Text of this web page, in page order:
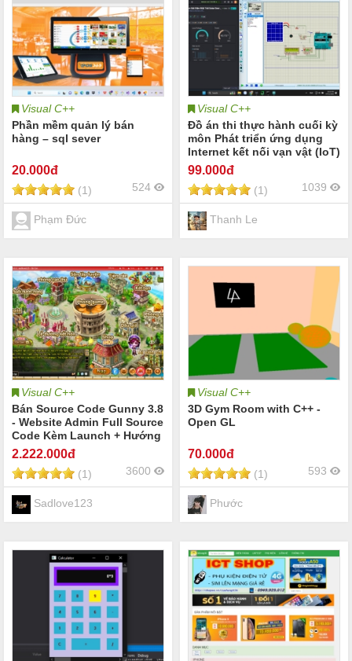
Visual C++
Phần mềm quản lý bán
hàng – sql sever
20.000đ
(1) 524
Phạm Đức
Visual C++
Đồ án thi thực hành cuối kỳ
môn Phát triển ứng dụng
Internet kết nối vạn vật (IoT)
Share code
99.000đ
(1) 1039
Thanh Le
Visual C++
Bán Source Code Gunny 3.8
- Website Admin Full Source
Code Kèm Launch + Hướng
dẫn cài đặt OFFLINE hoặc
ONLINE miễn phí
2.222.000đ
(1) 3600
Sadlove123
Visual C++
3D Gym Room with C++ -
Open GL
70.000đ
(1) 593
Phước